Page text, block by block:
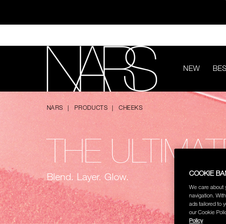
content
ช้อป NEW Light
ช้อป สินค้าใด
NARS
NEW
THE
Blend. Layer. Glow.
NARS PRODUCTS CHEEKS
COOKIE
We care about
navigation.
ads tailored to
our Cookie
Policy